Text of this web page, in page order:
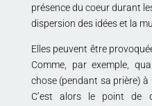
présence du coeur durant
dispersion des idées et la
Elles peuvent être
Comme, par exemple,
chose (pendant sa prière) à
C’est alors le point de